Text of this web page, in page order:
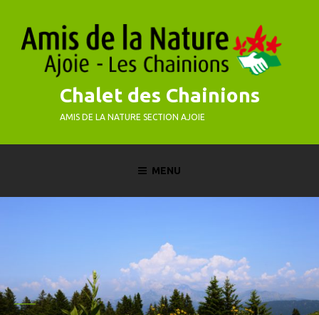
content
Chalet des Chainions
AMIS DE LA NATURE SECTION AJOIE
MENU